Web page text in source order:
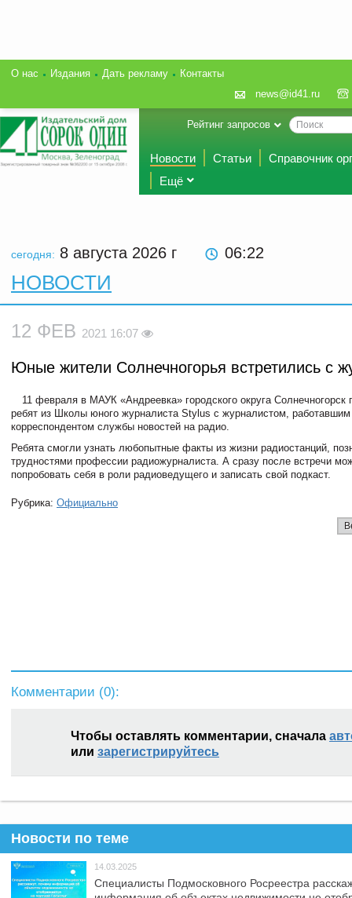
О нас Издания Дать рекламу
Контакты
news@id41.ru
Рейтинг запросов
Новости Статьи
Справочник
Ещё
сегодня: 8 августа 2026 г 06:22
НОВОСТИ
12 ФЕВ 2021 16:07
Юные жители Солнечногорья встретились с
11 февраля в МАУК «Андреевка» городского округа Солнечногорск
ребят из Школы юного журналиста Stylus с журналистом,
корреспондентом службы новостей на радио.
Ребята смогли узнать любопытные факты из жизни радиостанций,
трудностями профессии радиожурналиста. А сразу после встречи
попробовать себя в роли радиоведущего и записать свой подкаст.
Рубрика: Официально
Комментарии (0):
Чтобы оставлять комментарии, сначала
или зарегистрируйтесь
Новости по теме
14.03.2025
Специалисты Подмосковного Росреестра